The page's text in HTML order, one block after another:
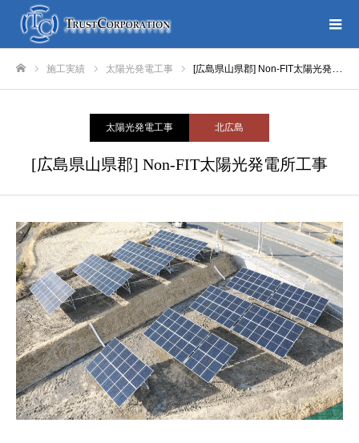
施工実績 太陽光発電工事 [広島県山県郡] Non-FIT太陽光発電所工事
太陽光発電工事 北広島
[広島県山県郡] Non-FIT太陽光発電所工事